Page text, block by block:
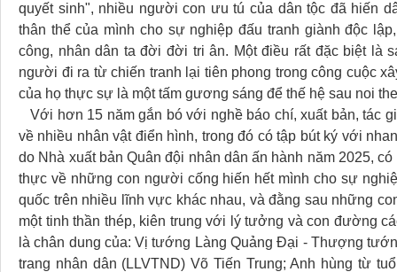
quyết sinh", nhiều người con ưu tú của dân tộc đã hiến
thân thể của mình cho sự nghiệp đấu tranh giành độc
công, nhân dân ta đời đời tri ân. Một điều rất đặc biệt là
người đi ra từ chiến tranh lại tiên phong trong công cuộc
của họ thực sự là một tấm gương sáng để thế hệ sau noi
Với hơn 15 năm gắn bó với nghề báo chí, xuất bản, tác
về nhiều nhân vật điển hình, trong đó có tập bút ký với
do Nhà xuất bản Quân đội nhân dân ấn hành năm 2025,
thực về những con người cống hiến hết mình cho sự
quốc trên nhiều lĩnh vực khác nhau, và đằng sau những
một tinh thần thép, kiên trung với lý tưởng và con đường
là chân dung của: Vị tướng Làng Quảng Đại - Thượng
trang nhân dân (LLVTND) Võ Tiến Trung; Anh hùng từ